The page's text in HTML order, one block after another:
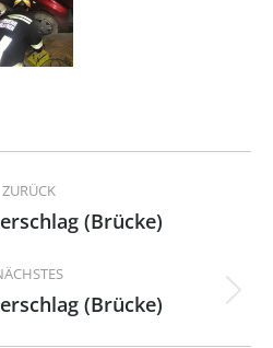
ZURÜCK
Vorheriger(Brücke)
Nächster(Brücke)